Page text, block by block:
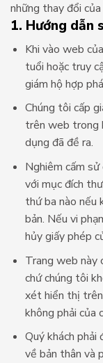
những thay đổi
1. Hướng dẫn
Khi vào web
tuổi hoặc truy
giám hộ hợp
Chúng tôi cấp
trên web trong
dụng đã đề ra.
Nghiêm cấm
với mục đích
thứ ba nào nếu
bản. Nếu vi
hủy giấy phép
Trang web này
chứ chúng tôi
xét hiển thị trên
không phải của
Quý khách
về bản thân và